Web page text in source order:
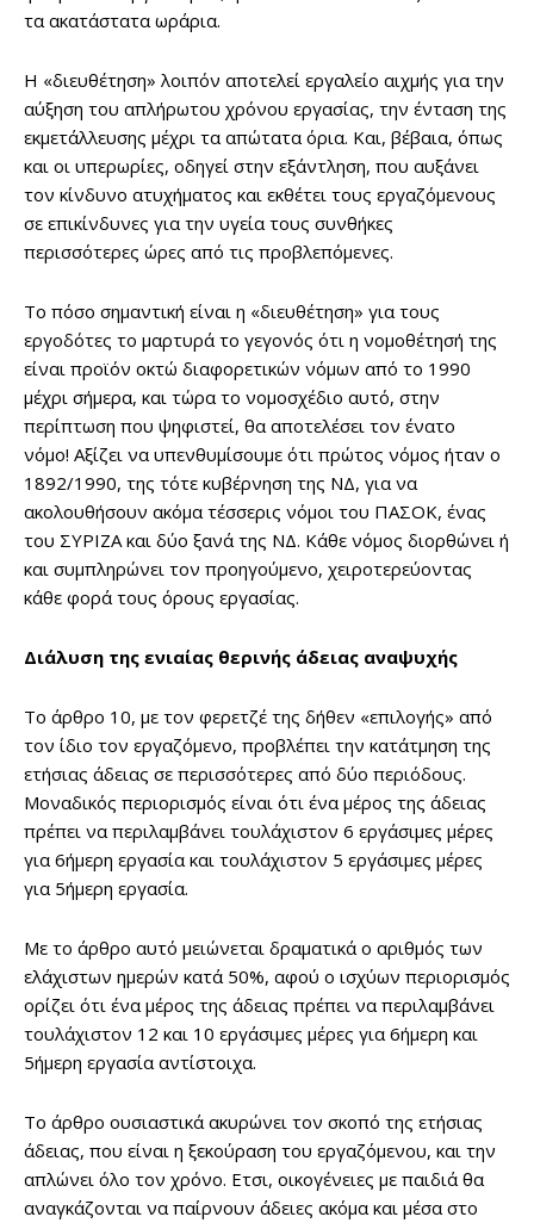
τα ακατάστατα ωράρια.
Η «διευθέτηση» λοιπόν αποτελεί εργαλείο αιχμής για την
αύξηση του απλήρωτου χρόνου εργασίας, την ένταση της
εκμετάλλευσης μέχρι τα απώτατα όρια. Και, βέβαια, όπως
και οι υπερωρίες, οδηγεί στην εξάντληση, που αυξάνει
τον κίνδυνο ατυχήματος και εκθέτει τους εργαζόμενους
σε επικίνδυνες για την υγεία τους συνθήκες
περισσότερες ώρες από τις προβλεπόμενες.
Το πόσο σημαντική είναι η «διευθέτηση» για τους
εργοδότες το μαρτυρά το γεγονός ότι η νομοθέτησή της
είναι προϊόν οκτώ διαφορετικών νόμων από το 1990
μέχρι σήμερα, και τώρα το νομοσχέδιο αυτό, στην
περίπτωση που ψηφιστεί, θα αποτελέσει τον ένατο
νόμο! Αξίζει να υπενθυμίσουμε ότι πρώτος νόμος ήταν ο
1892/1990, της τότε κυβέρνηση της ΝΔ, για να
ακολουθήσουν ακόμα τέσσερις νόμοι του ΠΑΣΟΚ, ένας
του ΣΥΡΙΖΑ και δύο ξανά της ΝΔ. Κάθε νόμος διορθώνει ή
και συμπληρώνει τον προηγούμενο, χειροτερεύοντας
κάθε φορά τους όρους εργασίας.
Διάλυση της ενιαίας θερινής άδειας αναψυχής
Το άρθρο 10, με τον φερετζέ της δήθεν «επιλογής» από
τον ίδιο τον εργαζόμενο, προβλέπει την κατάτμηση της
ετήσιας άδειας σε περισσότερες από δύο περιόδους.
Μοναδικός περιορισμός είναι ότι ένα μέρος της άδειας
πρέπει να περιλαμβάνει τουλάχιστον 6 εργάσιμες μέρες
για 6ήμερη εργασία και τουλάχιστον 5 εργάσιμες μέρες
για 5ήμερη εργασία.
Με το άρθρο αυτό μειώνεται δραματικά ο αριθμός των
ελάχιστων ημερών κατά 50%, αφού ο ισχύων περιορισμός
ορίζει ότι ένα μέρος της άδειας πρέπει να περιλαμβάνει
τουλάχιστον 12 και 10 εργάσιμες μέρες για 6ήμερη και
5ήμερη εργασία αντίστοιχα.
Το άρθρο ουσιαστικά ακυρώνει τον σκοπό της ετήσιας
άδειας, που είναι η ξεκούραση του εργαζόμενου, και την
απλώνει όλο τον χρόνο. Ετσι, οικογένειες με παιδιά θα
αναγκάζονται να παίρνουν άδειες ακόμα και μέσα στο